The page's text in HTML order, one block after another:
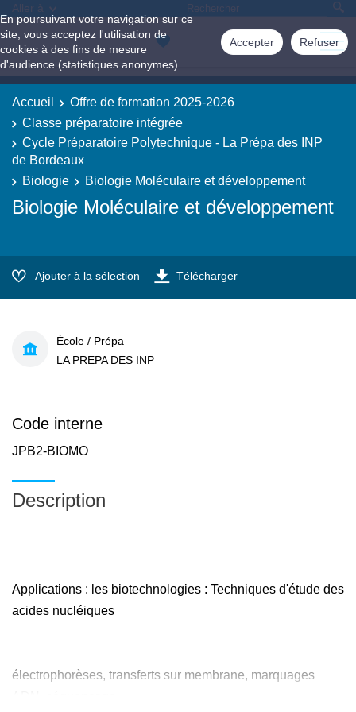
En poursuivant votre navigation sur ce
site, vous acceptez l'utilisation de
cookies à des fins de mesure
d'audience (statistiques anonymes).
Accepter Refuser
Aller à
Accueil
Offre de formation 2025-2026
Classe préparatoire intégrée
Cycle Préparatoire Polytechnique - La Prépa des INP
de Bordeaux
Biologie
Biologie Moléculaire et développement
Biologie Moléculaire et développement
Ajouter à la sélection Télécharger
École / Prépa
LA PREPA DES INP
Code interne
JPB2-BIOMO
Description
Applications : les biotechnologies : Techniques d'étude des
acides nucléiques
électrophorèses, transferts sur membrane, marquages